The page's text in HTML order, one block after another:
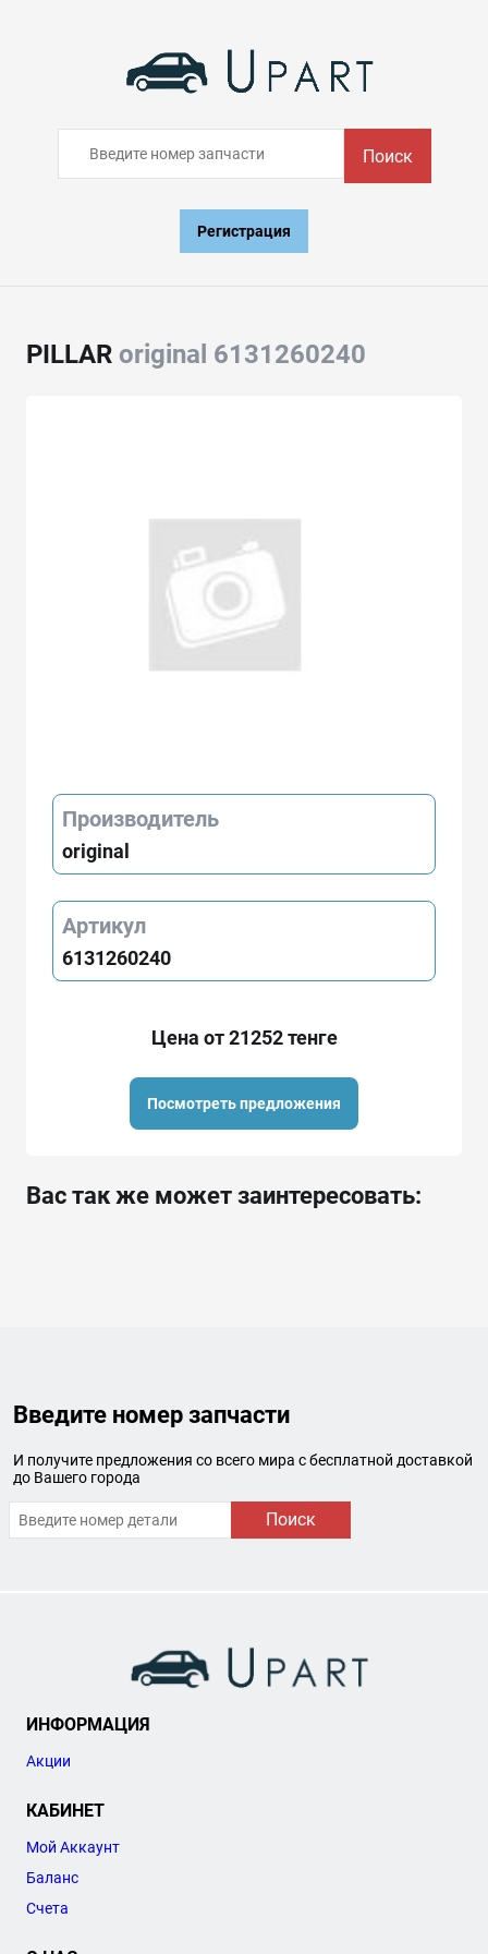
Поиск
Регистрация
PILLAR original 6131260240
Производитель
original
Артикул
6131260240
Цена от 21252 тенге
Посмотреть предложения
Вас так же может заинтересовать:
Введите номер запчасти
И получите предложения со всего мира с бесплатной доставкой
до Вашего города
Поиск
ИНФОРМАЦИЯ
Акции
КАБИНЕТ
Мой Аккаунт
Баланс
Счета